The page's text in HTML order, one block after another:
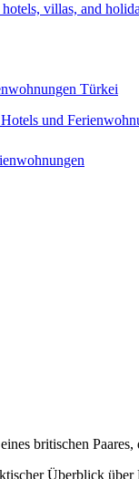
villas, and
Türkei
und
britischen
Überblick